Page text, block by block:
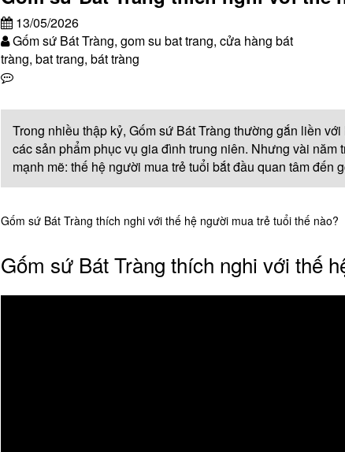
13/05/2026
Gốm sứ Bát Tràng, gom su bat trang, cửa hàng bát
tràng, bat trang, bát tràng
Trong nhiều thập kỷ, Gốm sứ Bát Tràng thường gắn liền
các sản phẩm phục vụ gia đình trung niên. Nhưng vài
mạnh mẽ: thế hệ người mua trẻ tuổi bắt đầu quan tâm đến
Gốm sứ Bát Tràng thích nghi với thế hệ người mua trẻ tuổi thế nào?
Gốm sứ Bát Tràng thích nghi với thế